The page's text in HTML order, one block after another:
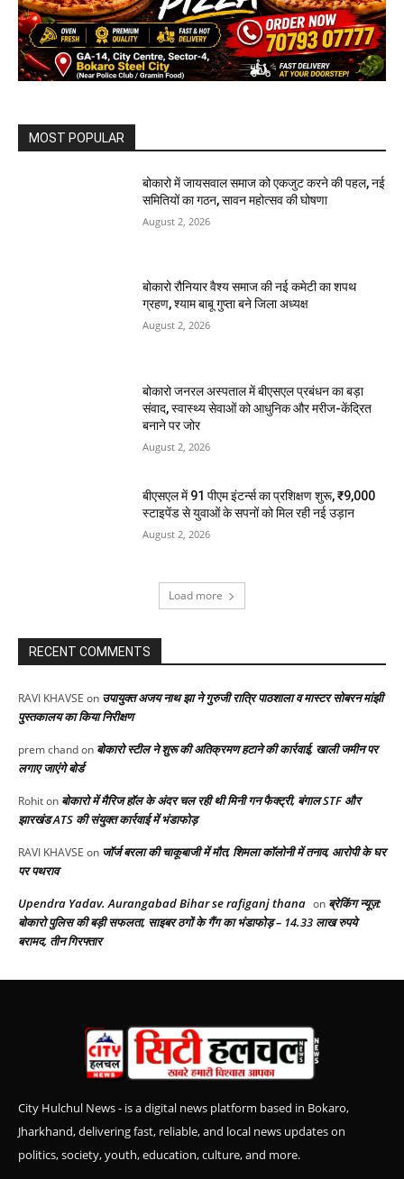
MOST POPULAR
बोकारो में जायसवाल समाज को एकजुट करने की पहल, नई
समितियों का गठन, सावन महोत्सव की घोषणा
August 2, 2026
बोकारो रौनियार वैश्य समाज की नई कमेटी का शपथ
ग्रहण, श्याम बाबू गुप्ता बने जिला अध्यक्ष
August 2, 2026
बोकारो जनरल अस्पताल में बीएसएल प्रबंधन का बड़ा
संवाद, स्वास्थ्य सेवाओं को आधुनिक और मरीज-केंद्रित
बनाने पर जोर
August 2, 2026
बीएसएल में 91 पीएम इंटर्न्स का प्रशिक्षण शुरू, ₹9,000
स्टाइपेंड से युवाओं के सपनों को मिल रही नई उड़ान
August 2, 2026
Load more
RECENT COMMENTS
RAVI KHAVSE on उपायुक्त अजय नाथ झा ने गुरुजी रात्रि पाठशाला व मास्टर सोबरन मांझी
पुस्तकालय का किया निरीक्षण
prem chandon बोकारो स्टील ने शुरू की अतिक्रमण हटाने की कार्रवाई, खाली जमीन पर
लगाए जाएंगे बोर्ड
Rohiton बोकारो में मैरिज हॉल के अंदर चल रही थी मिनी गन फैक्ट्री, बंगाल STF और
झारखंड ATS की संयुक्त कार्रवाई में भंडाफोड़
RAVI KHAVSE on जॉर्ज बरला की चाकूबाजी में मौत, शिमला कॉलोनी में तनाव, आरोपी के घर
पर पथराव
Upendra Yadav. Aurangabad Bihar se rafiganj thana on ब्रेकिंग न्यूज़:
बोकारो पुलिस की बड़ी सफलता, साइबर ठगों के गैंग का भंडाफोड़ – 14.33 लाख रुपये
बरामद, तीन गिरफ्तार
City Hulchul News - is a digital news platform based in Bokaro,
Jharkhand, delivering fast, reliable, and local news updates on
politics, society, youth, education, culture, and more.